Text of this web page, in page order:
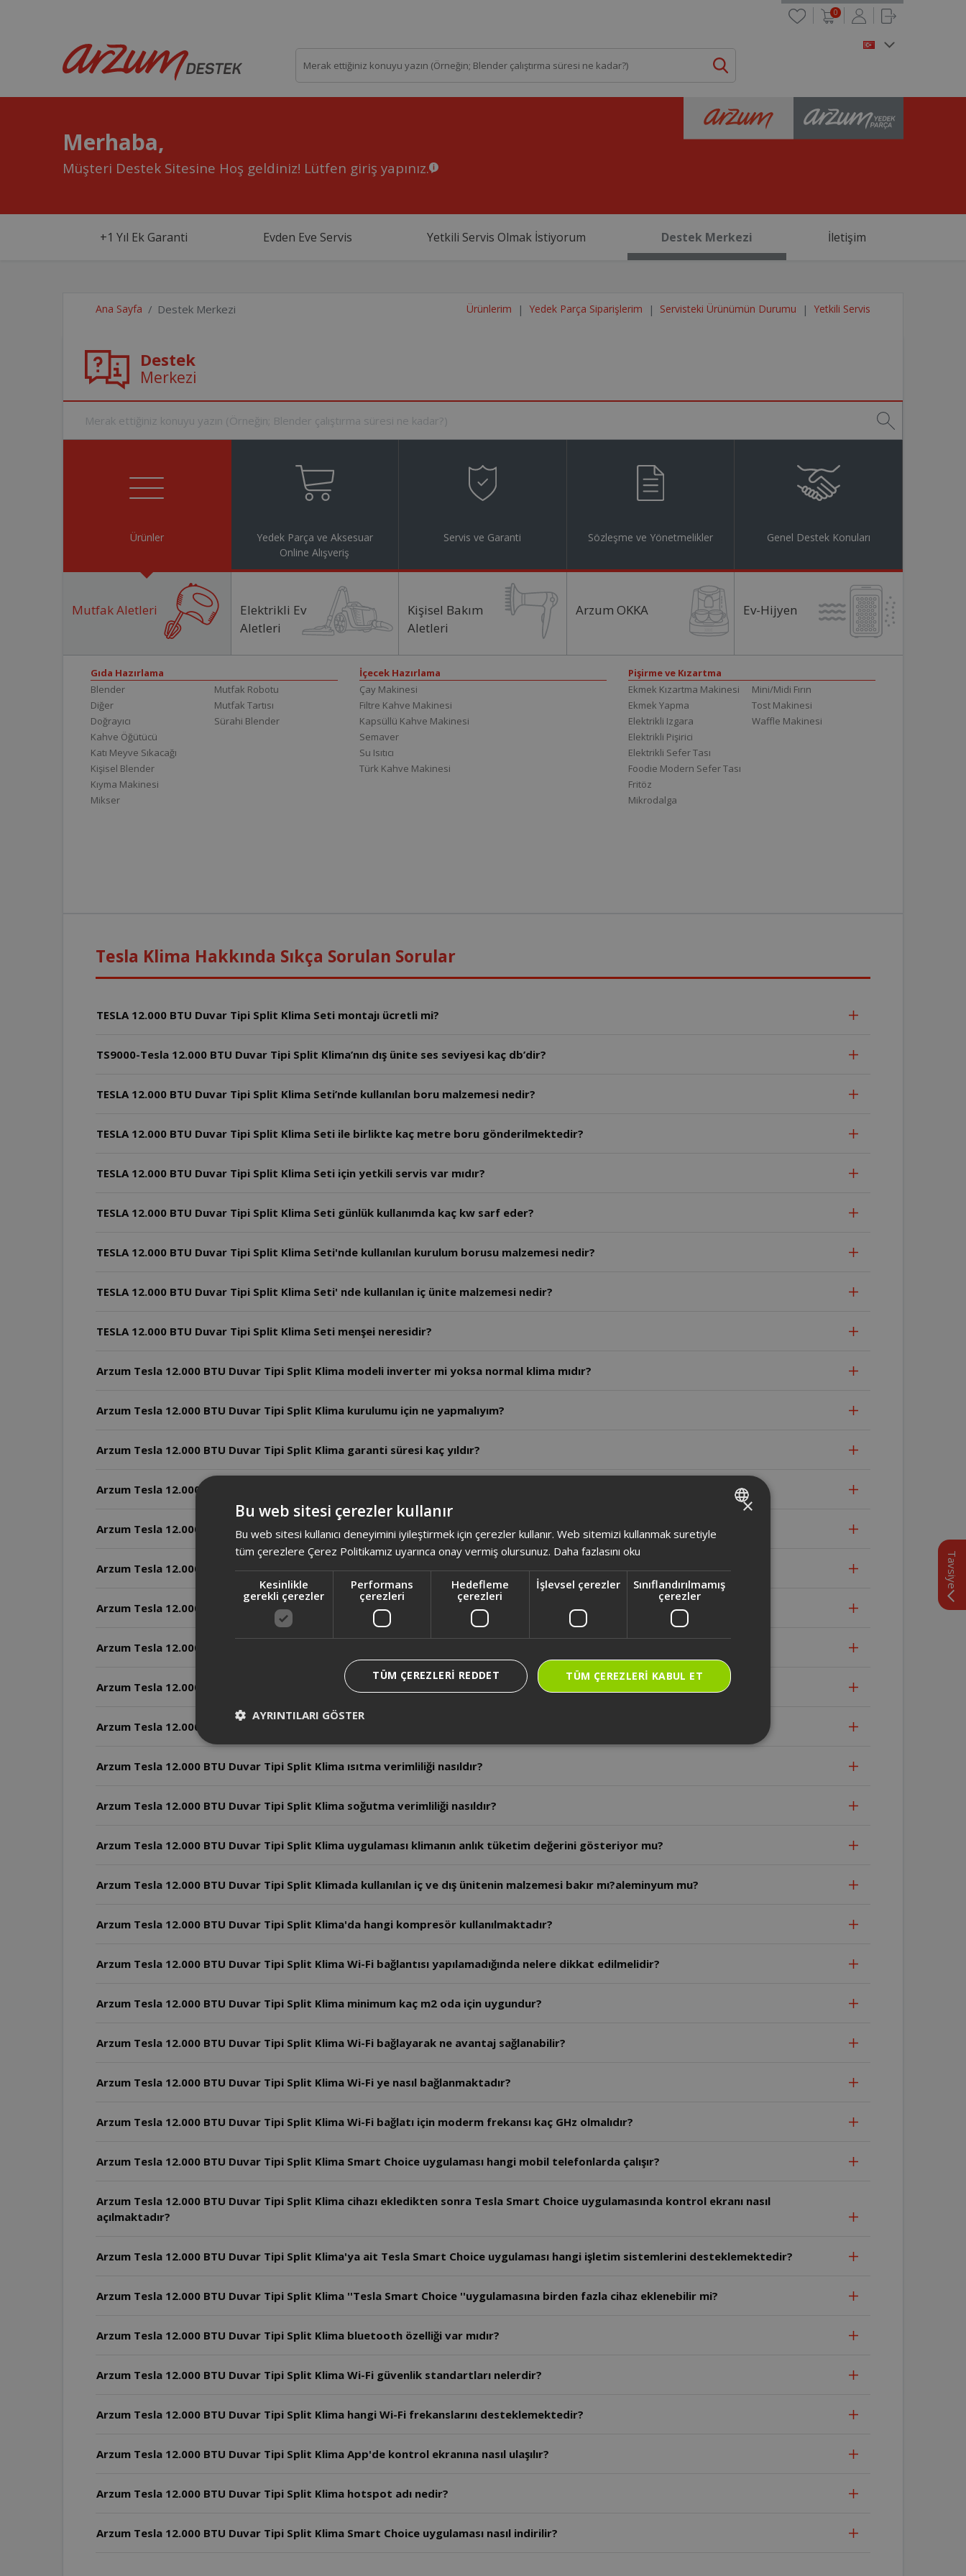
0
Merhaba,
Müşteri Destek Sitesine Hoş geldiniz! Lütfen giriş yapınız.
+1 Yıl Ek Garanti Evden Eve Servis Yetkili Servis Olmak İstiyorum Destek Merkezi İletişim
Ana Sayfa Destek Merkezi Ürünlerim Yedek Parça Siparişlerim Servisteki Ürünümün Durumu Yetkili Servis
Destek
Merkezi
Ürünler
Yedek Parça ve Aksesuar
Online Alışveriş
Servis ve Garanti Sözleşme ve Yönetmelikler Genel Destek Konuları
Mutfak Aletleri
Elektrikli Ev
Aletleri
Kişisel Bakım
Aletleri
Arzum OKKA Ev-Hijyen
Gıda Hazırlama
Blender
Diğer
Doğrayıcı
Kahve Öğütücü
Katı Meyve Sıkacağı
Kişisel Blender
Kıyma Makinesi
Mikser
Mutfak Robotu
Mutfak Tartısı
Sürahi Blender
İçecek Hazırlama
Çay Makinesi
Filtre Kahve Makinesi
Kapsüllü Kahve Makinesi
Semaver
Su Isıtıcı
Türk Kahve Makinesi
Pişirme ve Kızartma
Ekmek Kızartma Makinesi
Ekmek Yapma
Elektrikli Izgara
Elektrikli Pişirici
Elektrikli Sefer Tası
Foodie Modern Sefer Tası
Fritöz
Mikrodalga
Mini/Midi Fırın
Tost Makinesi
Waffle Makinesi
Tesla Klima Hakkında Sıkça Sorulan Sorular
TESLA 12.000 BTU Duvar Tipi Split Klima Seti montajı ücretli mi?
TS9000-Tesla 12.000 BTU Duvar Tipi Split Klima’nın dış ünite ses seviyesi kaç db’dir?
TESLA 12.000 BTU Duvar Tipi Split Klima Seti’nde kullanılan boru malzemesi nedir?
TESLA 12.000 BTU Duvar Tipi Split Klima Seti ile birlikte kaç metre boru gönderilmektedir?
TESLA 12.000 BTU Duvar Tipi Split Klima Seti için yetkili servis var mıdır?
TESLA 12.000 BTU Duvar Tipi Split Klima Seti günlük kullanımda kaç kw sarf eder?
TESLA 12.000 BTU Duvar Tipi Split Klima Seti'nde kullanılan kurulum borusu malzemesi nedir?
TESLA 12.000 BTU Duvar Tipi Split Klima Seti' nde kullanılan iç ünite malzemesi nedir?
TESLA 12.000 BTU Duvar Tipi Split Klima Seti menşei neresidir?
Arzum Tesla 12.000 BTU Duvar Tipi Split Klima modeli inverter mi yoksa normal klima mıdır?
Arzum Tesla 12.000 BTU Duvar Tipi Split Klima kurulumu için ne yapmalıyım?
Arzum Tesla 12.000 BTU Duvar Tipi Split Klima garanti süresi kaç yıldır?
Arzum Tesla 12.000 BTU Duvar Tipi Split Klima'nın ısıtma kapasitesi ne kadardır?
Arzum Tesla 12.000 BTU Duvar Tipi Split Klima'nın soğutma kapasitesi ne kadardır?
Arzum Tesla 12.000 BTU Duvar Tipi Split Klima'da iç ünite ve dış ünite ses seviyesi kaçtır?
Arzum Tesla 12.000 BTU Duvar Tipi Split Klima için yıllık ısıtma tüketimi ne kadardır?
Arzum Tesla 12.000 BTU Duvar Tipi Split Klima için yıllık soğutma tüketimi ne kadardır?
Arzum Tesla 12.000 BTU Duvar Tipi Split Klima ısıtma verimliliği nasıldır?
Arzum Tesla 12.000 BTU Duvar Tipi Split Klima soğutma verimliliği nasıldır?
Arzum Tesla 12.000 BTU Duvar Tipi Split Klima uygulaması klimanın anlık tüketim değerini gösteriyor mu?
Arzum Tesla 12.000 BTU Duvar Tipi Split Klimada kullanılan iç ve dış ünitenin malzemesi bakır mı?aleminyum mu?
Arzum Tesla 12.000 BTU Duvar Tipi Split Klima'da hangi kompresör kullanılmaktadır?
Arzum Tesla 12.000 BTU Duvar Tipi Split Klima Wi-Fi bağlantısı yapılamadığında nelere dikkat edilmelidir?
Arzum Tesla 12.000 BTU Duvar Tipi Split Klima minimum kaç m2 oda için uygundur?
Arzum Tesla 12.000 BTU Duvar Tipi Split Klima Wi-Fi bağlayarak ne avantaj sağlanabilir?
Arzum Tesla 12.000 BTU Duvar Tipi Split Klima Wi-Fi ye nasıl bağlanmaktadır?
Arzum Tesla 12.000 BTU Duvar Tipi Split Klima Wi-Fi bağlatı için moderm frekansı kaç GHz olmalıdır?
Arzum Tesla 12.000 BTU Duvar Tipi Split Klima Smart Choice uygulaması hangi mobil telefonlarda çalışır?
Arzum Tesla 12.000 BTU Duvar Tipi Split Klima cihazı ekledikten sonra Tesla Smart Choice uygulamasında kontrol ekranı nasıl
açılmaktadır?
Arzum Tesla 12.000 BTU Duvar Tipi Split Klima'ya ait Tesla Smart Choice uygulaması hangi işletim sistemlerini desteklemektedir?
Arzum Tesla 12.000 BTU Duvar Tipi Split Klima ''Tesla Smart Choice ''uygulamasına birden fazla cihaz eklenebilir mi?
Arzum Tesla 12.000 BTU Duvar Tipi Split Klima bluetooth özelliği var mıdır?
Arzum Tesla 12.000 BTU Duvar Tipi Split Klima Wi-Fi güvenlik standartları nelerdir?
Arzum Tesla 12.000 BTU Duvar Tipi Split Klima hangi Wi-Fi frekanslarını desteklemektedir?
Arzum Tesla 12.000 BTU Duvar Tipi Split Klima App'de kontrol ekranına nasıl ulaşılır?
Arzum Tesla 12.000 BTU Duvar Tipi Split Klima hotspot adı nedir?
Arzum Tesla 12.000 BTU Duvar Tipi Split Klima Smart Choice uygulaması nasıl indirilir?
Tavsiye
TURKISH
×
Bu web sitesi çerezler kullanır
Bu web sitesi kullanıcı deneyimini iyileştirmek için çerezler kullanır. Web sitemizi kullanmak suretiyle
tüm çerezlere Çerez Politikamız uyarınca onay vermiş olursunuz. Daha fazlasını oku
Kesinlikle
gerekli çerezler
Performans
çerezleri
Hedefleme
çerezleri
İşlevsel çerezler
Sınıflandırılmamış
çerezler
TÜM ÇEREZLERI KABUL ET
TÜM ÇEREZLERI REDDET
AYRINTILARI GÖSTER